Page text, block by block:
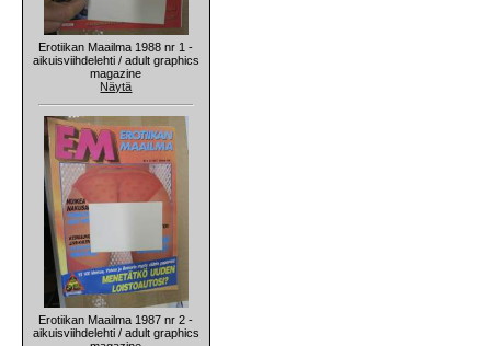
Erotiikan Maailma 1988 nr 1 -
aikuisviihdelehti / adult graphics
magazine
Näytä
Erotiikan Maailma 1987 nr 2 -
aikuisviihdelehti / adult graphics